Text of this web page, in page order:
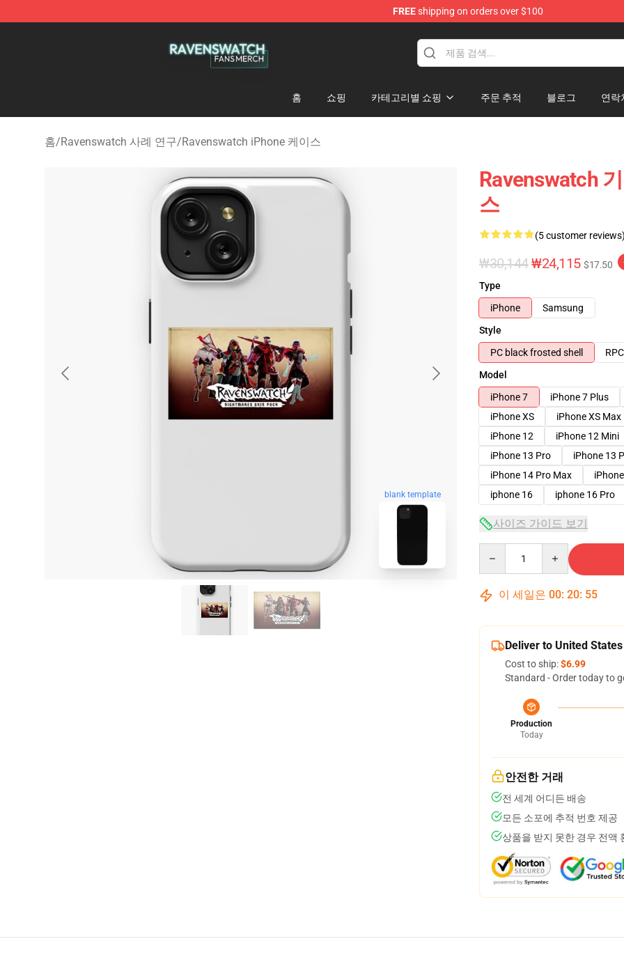
FREEshipping on orders over $100
홈 쇼핑 카테고리별 쇼핑 주문 추적 블로그 연락
홈/Ravenswatch 사례 연구/Ravenswatch iPhone 케이스
blank template
Ravenswatch
스
(5 customer reviews)
₩30,144₩24,115 $17.50
Type
iPhone
Samsung
Style
PC black frosted shell
Model
iPhone 7
iPhone 7 Plus
iPhone XS
iPhone XS Max
iPhone 12
iPhone 12 Mini
iPhone 13 Pro
iPhone 13
iPhone 14 Pro Max
iphone 16
iphone 16 Pro
사이즈 가이드 보기
이 세일은 00: 20: 54
Deliver to United States
Cost to ship:$6.99
Standard - Order today to
Production
Today
안전한 거래
전 세계 어디든 배송
모든 소포에 추적 번호 제공
상품을 받지 못한 경우 전액